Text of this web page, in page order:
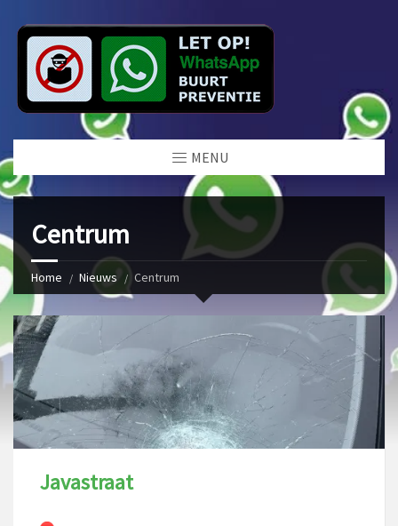
MENU
Centrum
Home Nieuws Centrum
Javastraat